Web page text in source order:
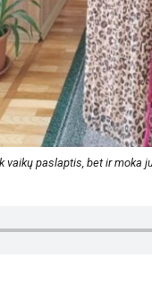
vaikų paslaptis, bet ir